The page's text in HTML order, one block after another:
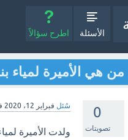
الأسئلة اطرح سؤالاً
من هي الأميرة لمياء
0
تصويتات
سُئل فبراير 12، 2020
ولدت الأميرة